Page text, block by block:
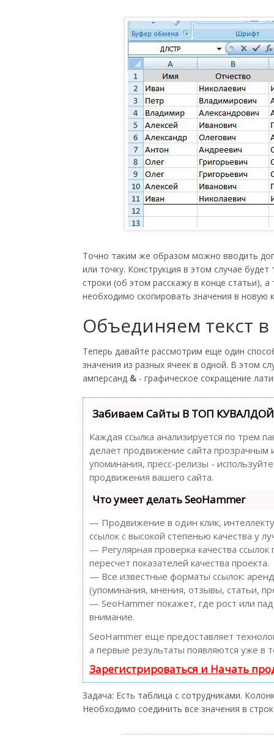
Точно таким же образом можно вводить
или точку. Конструкция в этом случае будет
строки (об этом расскажу в конце статьи),
необходимо скопировать значения в новую
Объединяем текст
Теперь давайте рассмотрим еще один
значения из разных ячеек в одной. В этом
амперсанд & - графическое сокращение
Забиваем Сайты В ТОП КУВАЛДОЙ
Каждая ссылка анализируется по трем
делает продвижение сайта прозрачным
упоминания, пресс-релизы -
продвижения вашего сайта.
Что умеет делать SeoHammer
— Продвижение в один клик,
ссылок с высокой степенью качества у
— Регулярная проверка качества
пересчет показателей качества проекта.
— Все известные форматы ссылок:
(упоминания, мнения, отзывы, статьи,
— SeoHammer покажет, где рост или
внимание.
SeoHammer еще предоставляет
а первые результаты появляются уже в
Зарегистрироваться и Начать
Задача: Есть таблица с сотрудниками.
Необходимо соединить все значения в